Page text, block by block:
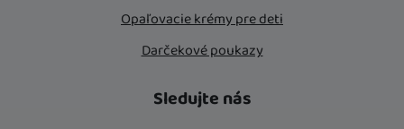
Opaľovacie krémy pre deti
Darčekové poukazy
Sledujte nás